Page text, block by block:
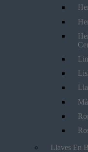
Llaves En